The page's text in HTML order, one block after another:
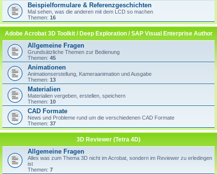
Beispielformulare & Referenzgeschichten
Mal sehen, was die anderen mit dem LCD so machen
Themen: 16
Adobe Acrobat 3D Toolkit / Deep Exploration / SAP Visual Enterprise Author
Allgemeine Fragen
Grundsätzliche Themen zur Bedienung
Themen: 45
Animationen
Animationserstellung, Kameraanimation und Ausgabe
Themen: 13
Materialien
Materialien vergeben, erstellen, speichern
Themen: 10
CAD Formate
News und Probleme rund um die verschiedenen CAD Formate
Themen: 37
3D Reviewer (Tetra 4D)
Allgemeine Fragen
Alles was zum Thema 3D nicht im Acrobat, sondern im Reviewer zu erledingen
ist
Themen: 7